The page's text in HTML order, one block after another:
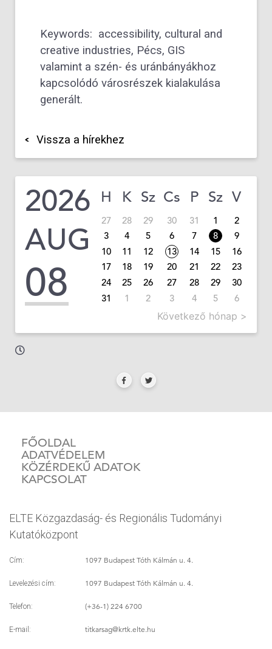
Keywords: accessibility, cultural and
creative industries, Pécs, GIS
valamint a szén- és uránbányákhoz
kapcsolódó városrészek kialakulása
generált.
Vissza a hírekhez
2026
AUG
08
H K Sz Cs P Sz V
27 28 29 30 31 1
2
3
4 5 6 7 8
9
10
11 12 13 14 15
16
17
18 19 20 21 22
23
24
25 26 27 28 29
30
31
1 2 3 4 5 6
Következő hónap >
FŐOLDAL
ADATVÉDELEM
KÖZÉRDEKŰ ADATOK
KAPCSOLAT
ELTE Közgazdaság- és Regionális Tudományi
Kutatóközpont
Cím: 1097 Budapest Tóth Kálmán u. 4.
Levelezési cím: 1097 Budapest Tóth Kálmán u. 4.
Telefon: (+36-1) 224 6700
E-mail: titkarsag@krtk.elte.hu